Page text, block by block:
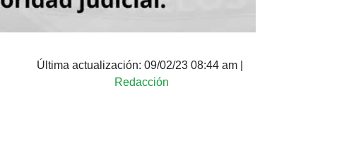
Última actualización: 09/02/23 08:44 am
Redacción